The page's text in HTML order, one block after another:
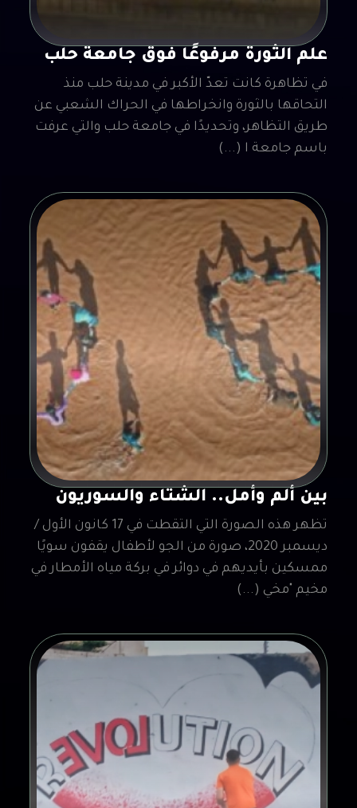
علم الثورة مرفوعًا فوق جامعة حلب
في تظاهرة كانت تعدّ الأكبر في مدينة حلب منذ
التحاقها بالثورة وانخراطها في الحراك الشعبي عن
طريق التظاهر، وتحديدًا في جامعة حلب والتي عرفت
باسم جامعة ا (...)
بين ألم وأمل.. الشتاء والسوريون
تظهر هذه الصورة التي التقطت في 17 كانون الأول /
ديسمبر 2020، صورة من الجو لأطفال يقفون سويًا
ممسكين بأيديهم في دوائر في بركة مياه الأمطار في
مخيم "مخي (...)